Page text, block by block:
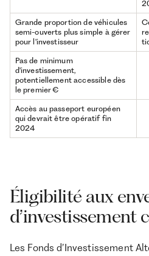
Grande proportion de véhicules
semi-ouverts plus simple à gérer
pour l'investisseur
Pas de minimum
d'investissement,
potentiellement accessible dès
le premier €
Accès au passeport européen
qui devrait être opératif fin
2024
Éligibilité aux
d’investissement
Les Fonds d’Investissement